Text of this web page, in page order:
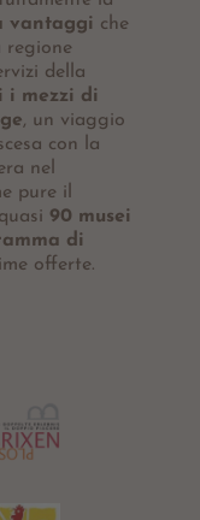
vantaggi che
regione
della
i mezzi di
, un viaggio
con la
nel
pure il
90 musei
di
offerte.